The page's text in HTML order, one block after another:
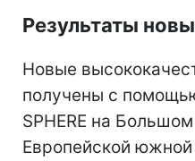
Результаты
Новые
получены с
SPHERE на
Европейской